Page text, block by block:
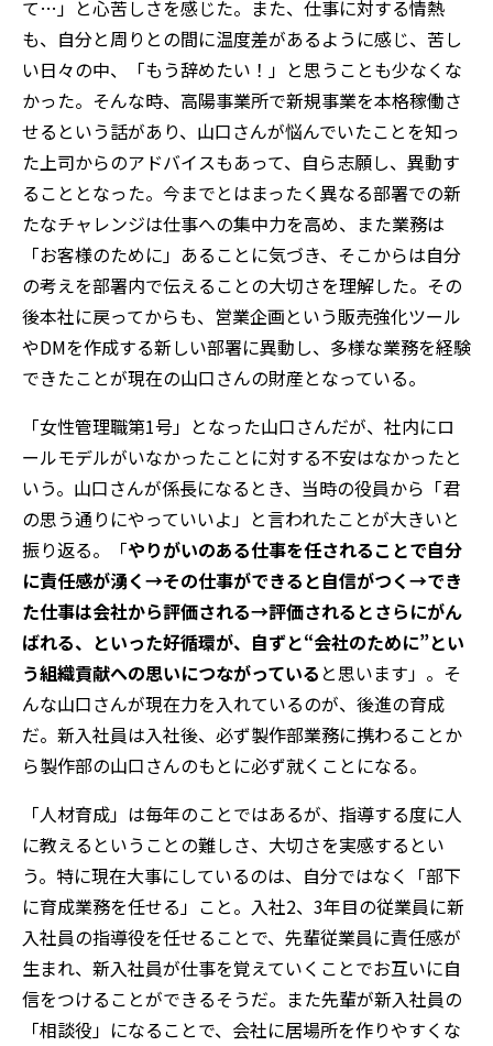
て…」と心苦しさを感じた。また、仕事に対する情熱
も、自分と周りとの間に温度差があるように感じ、苦し
い日々の中、「もう辞めたい！」と思うことも少なくな
かった。そんな時、高陽事業所で新規事業を本格稼働さ
せるという話があり、山口さんが悩んでいたことを知っ
た上司からのアドバイスもあって、自ら志願し、異動す
ることとなった。今までとはまったく異なる部署での新
たなチャレンジは仕事への集中力を高め、また業務は
「お客様のために」あることに気づき、そこからは自分
の考えを部署内で伝えることの大切さを理解した。その
後本社に戻ってからも、営業企画という販売強化ツール
やDMを作成する新しい部署に異動し、多様な業務を経験
できたことが現在の山口さんの財産となっている。
「女性管理職第1号」となった山口さんだが、社内にロ
ールモデルがいなかったことに対する不安はなかったと
いう。山口さんが係長になるとき、当時の役員から「君
の思う通りにやっていいよ」と言われたことが大きいと
振り返る。「やりがいのある仕事を任されることで自分
に責任感が湧く→その仕事ができると自信がつく→でき
た仕事は会社から評価される→評価されるとさらにがん
ばれる、といった好循環が、自ずと“会社のために”とい
う組織貢献への思いにつながっている と思います」。そ
んな山口さんが現在力を入れているのが、後進の育成
だ。新入社員は入社後、必ず製作部業務に携わることか
ら製作部の山口さんのもとに必ず就くことになる。
「人材育成」は毎年のことではあるが、指導する度に人
に教えるということの難しさ、大切さを実感するとい
う。特に現在大事にしているのは、自分ではなく「部下
に育成業務を任せる」こと。入社2、3年目の従業員に新
入社員の指導役を任せることで、先輩従業員に責任感が
生まれ、新入社員が仕事を覚えていくことでお互いに自
信をつけることができるそうだ。また先輩が新入社員の
「相談役」になることで、会社に居場所を作りやすくな